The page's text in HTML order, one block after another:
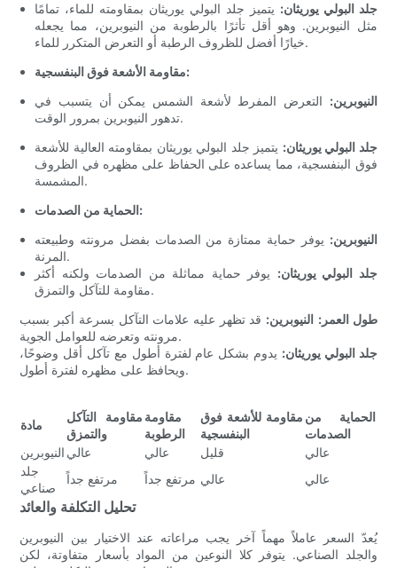
جلد البولي يوريثان: يتميز جلد البولي يوريثان بمقاومته للماء، تمامًا
مثل النيوبرين. وهو أقل تأثرًا بالرطوبة من النيوبرين، مما يجعله
خيارًا أفضل للظروف الرطبة أو التعرض المتكرر للماء.
مقاومة الأشعة فوق البنفسجية:
النيوبرين: التعرض المفرط لأشعة الشمس يمكن أن يتسبب في
تدهور النيوبرين بمرور الوقت.
جلد البولي يوريثان: يتميز جلد البولي يوريثان بمقاومته العالية للأشعة
فوق البنفسجية، مما يساعده على الحفاظ على مظهره في الظروف
المشمسة.
الحماية من الصدمات:
النيوبرين: يوفر حماية ممتازة من الصدمات بفضل مرونته وطبيعته
المرنة.
جلد البولي يوريثان: يوفر حماية مماثلة من الصدمات ولكنه أكثر
مقاومة للتآكل والتمزق.
طول العمر: النيوبرين: قد تظهر عليه علامات التآكل بسرعة أكبر بسبب
مرونته وتعرضه للعوامل الجوية.
جلد البولي يوريثان: يدوم بشكل عام لفترة أطول مع تآكل أقل وضوحًا،
ويحافظ على مظهره لفترة أطول.
مادة
مقاومة التآكل
والتمزق
مقاومة
الرطوبة
مقاومة للأشعة فوق
البنفسجية
الحماية من
الصدمات
النيوبرين عالي عالي قليل
عالي
جلد
صناعي
مرتفع جداً مرتفع جداً عالي عالي
تحليل التكلفة والعائد
يُعدّ السعر عاملاً مهماً آخر يجب مراعاته عند الاختيار بين النيوبرين
والجلد الصناعي. يتوفر كلا النوعين من المواد بأسعار متفاوتة، لكن